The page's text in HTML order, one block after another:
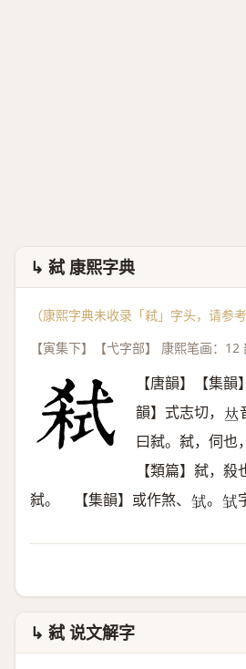
↳ 弑 康熙字典
（康熙字典未收录「弒」字头，请参
【寅集下】【弋字部】 康熙笔画：
【唐韻】【集
韻】式志切， 𠀤
曰弑。弑，伺也
【類篇】弑，殺
弑。 【集韻】或作煞、 𢎍 。 𢎍
↳ 弑 说文解字